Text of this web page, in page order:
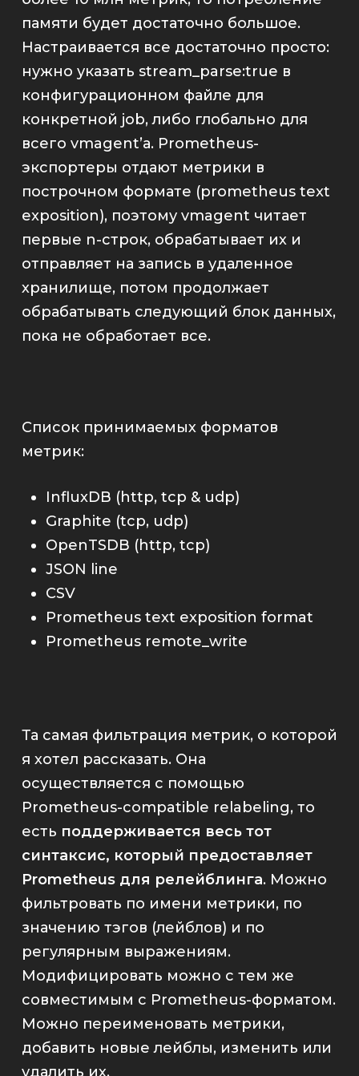
памяти будет достаточно большое.
Настраивается все достаточно просто:
нужно указать stream_parse:true в
конфигурационном файле для
конкретной job, либо глобально для
всего vmagent’а. Prometheus-
экспортеры отдают метрики в
построчном формате (prometheus text
exposition), поэтому vmagent читает
первые n-строк, обрабатывает их и
отправляет на запись в удаленное
хранилище, потом продолжает
обрабатывать следующий блок данных,
пока не обработает все.
Список принимаемых форматов
метрик:
InfluxDB (http, tcp & udp)
Graphite (tcp, udp)
OpenTSDB (http, tcp)
JSON line
CSV
Prometheus text exposition format
Prometheus remote_write
Та самая фильтрация метрик, о которой
я хотел рассказать. Она
осуществляется с помощью
Prometheus-compatible relabeling, то
есть поддерживается весь тот
синтаксис, который предоставляет
Prometheusдля релейблинга. Можно
фильтровать по имени метрики, по
значению тэгов (лейблов) и по
регулярным выражениям.
Модифицировать можно с тем же
совместимым с Prometheus-форматом.
Можно переименовать метрики,
добавить новые лейблы, изменить или
удалить их.